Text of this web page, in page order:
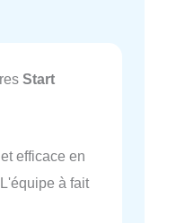
Start
efficace en
à fait